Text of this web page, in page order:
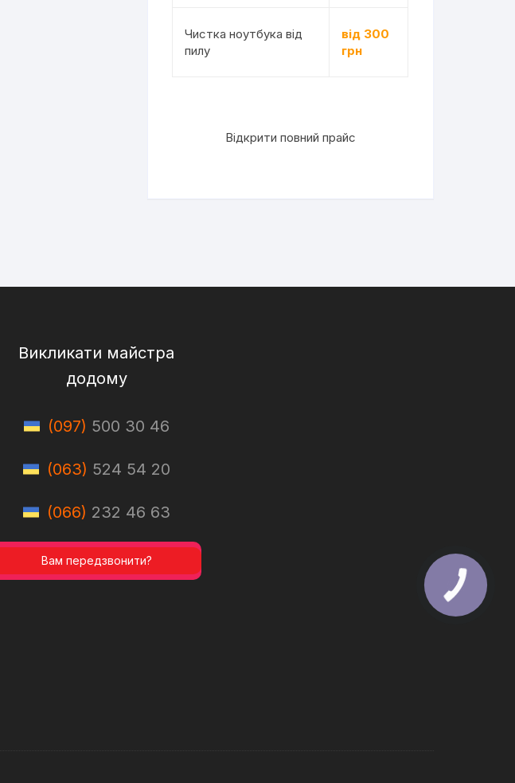
Чистка ноутбука від
пилу
від 300
грн
Відкрити повний прайс
Викликати майстра
додому
(097) 500 30 46
(063) 524 54 20
(066) 232 46 63
Вам передзвонити?